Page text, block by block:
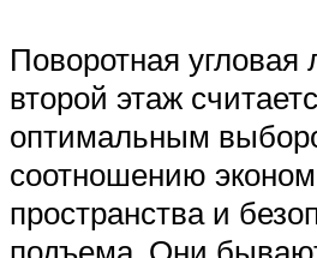
Поворотная угловая
второй этаж
оптимальным
соотношению
пространства и